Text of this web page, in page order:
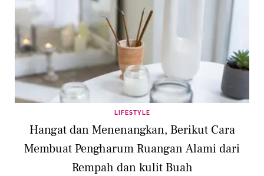
LIFESTYLE
Hangat dan Menenangkan, Berikut Cara
Membuat Pengharum Ruangan Alami dari
Rempah dan kulit Buah